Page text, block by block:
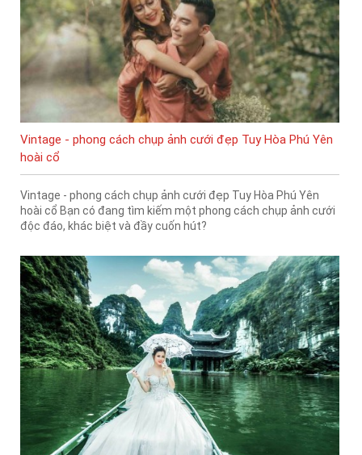
Vintage - phong cách chụp ảnh cưới đẹp Tuy Hòa Phú Yên
hoài cổ
Vintage - phong cách chụp ảnh cưới đẹp Tuy Hòa Phú Yên
hoài cổ Bạn có đang tìm kiếm một phong cách chụp ảnh cưới
độc đáo, khác biệt và đầy cuốn hút?